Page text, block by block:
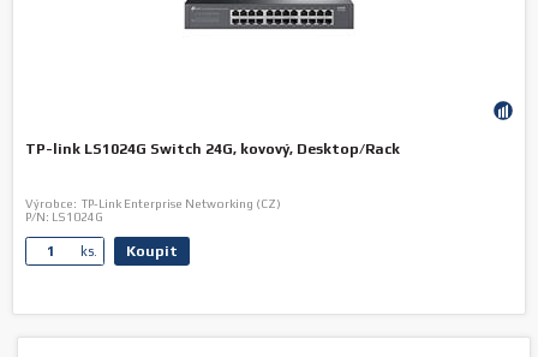
TP-link LS1024G Switch 24G, kovový, Desktop/Rack
Výrobce: TP-Link Enterprise Networking (CZ)
P/N: LS1024G
ks. Koupit